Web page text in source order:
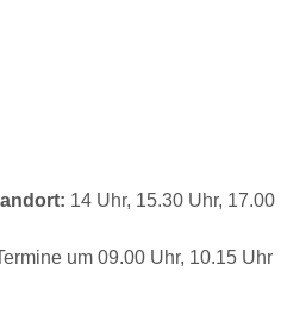
14 Uhr, 15.30 Uhr, 17.00
um 09.00 Uhr, 10.15 Uhr